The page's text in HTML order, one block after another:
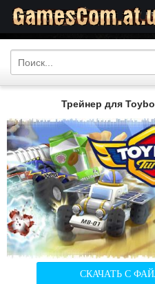
Трейнер для
СКАЧАТЬ С